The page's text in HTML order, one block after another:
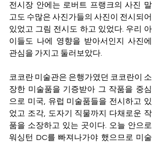
전시장 안에는 로버트 프랭크의 사진 말
고도 수많은 사진가들의 사진이 전시되어
있었고 그림 전시도 하고 있었다. 우리 아
이들도 나에 영향을 받아서인지 사진에
관심을 가지고 둘러보았다.
코코란 미술관은 은행가였던 코코란이 소
장한 미술품을 기증받아 그 작품을 중심
으로 미국, 유럽 미술품들을 전시하고 있
었고 조각, 도자기 직물까지 다채로운 작
품을 소장하고 있는 곳이다. 오늘 안으로
워싱턴 DC를 빠져나가야 했으므로 미술